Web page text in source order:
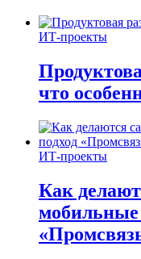
ИТ-проекты
что
ИТ-проекты
Как
мобильные